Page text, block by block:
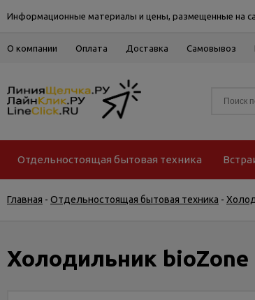
Информационные материалы и цены, размещенные на
О компании Оплата Доставка Самовывоз
Отдельностоящая бытовая техника
Главная - Отдельностоящая бытовая техника -
Холодильник bioZone